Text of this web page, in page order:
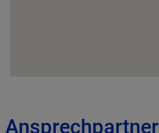
Ansprechpartner